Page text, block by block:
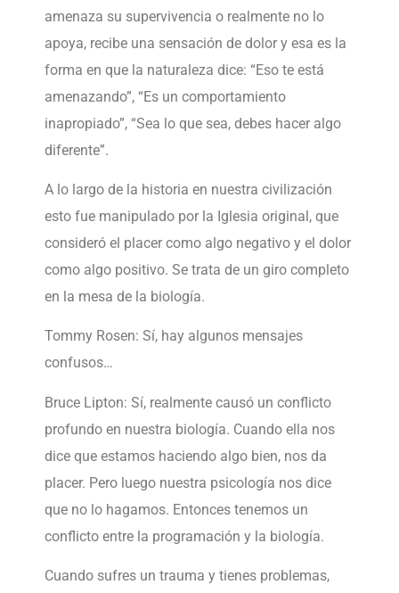
amenaza su supervivencia o realmente no lo
apoya, recibe una sensación de dolor y esa es la
forma en que la naturaleza dice: “Eso te está
amenazando”, “Es un comportamiento
inapropiado”, “Sea lo que sea, debes hacer algo
diferente”.
A lo largo de la historia en nuestra civilización
esto fue manipulado por la Iglesia original, que
consideró el placer como algo negativo y el dolor
como algo positivo. Se trata de un giro completo
en la mesa de la biología.
Tommy Rosen: Sí, hay algunos mensajes
confusos…
Bruce Lipton: Sí, realmente causó un conflicto
profundo en nuestra biología. Cuando ella nos
dice que estamos haciendo algo bien, nos da
placer. Pero luego nuestra psicología nos dice
que no lo hagamos. Entonces tenemos un
conflicto entre la programación y la biología.
Cuando sufres un trauma y tienes problemas,